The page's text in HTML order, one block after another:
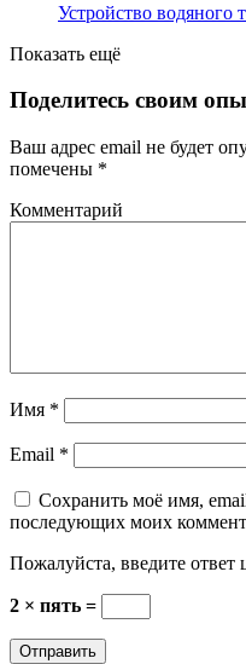
Устройство водяного
Показать ещё
Поделитесь своим
Ваш адрес email не будет
помечены *
Комментарий
Имя *
Email *
Сохранить моё имя,
последующих моих
Пожалуйста, введите ответ
2 × пять =